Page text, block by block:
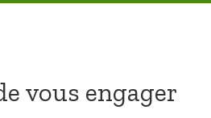
vous engager